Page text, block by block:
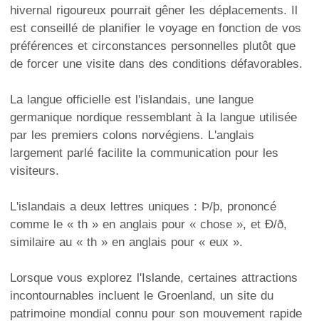
hivernal rigoureux pourrait gêner les déplacements. Il
est conseillé de planifier le voyage en fonction de vos
préférences et circonstances personnelles plutôt que
de forcer une visite dans des conditions défavorables.
La langue officielle est l'islandais, une langue
germanique nordique ressemblant à la langue utilisée
par les premiers colons norvégiens. L'anglais
largement parlé facilite la communication pour les
visiteurs.
L'islandais a deux lettres uniques : Þ/þ, prononcé
comme le « th » en anglais pour « chose », et Ð/ð,
similaire au « th » en anglais pour « eux ».
Lorsque vous explorez l'Islande, certaines attractions
incontournables incluent le Groenland, un site du
patrimoine mondial connu pour son mouvement rapide